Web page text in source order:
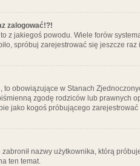
zalogować!?!
z jakiegoś powodu. Wiele forów
spróbuj zarejestrować się jeszcze
to obowiązujące w Stanach
zgodę rodziców lub prawnych
jako kogoś próbującego
nazwy użytkownika, którą
ten temat.